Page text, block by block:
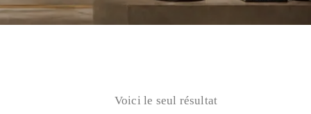
Voici le seul résultat